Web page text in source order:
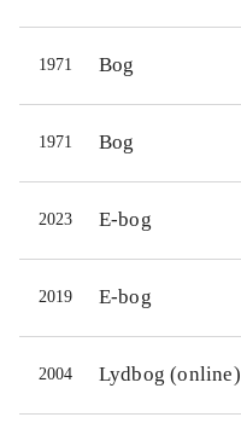
1971 Bog
1971 Bog
2023 E-bog
2019 E-bog
2004 Lydbog (online)